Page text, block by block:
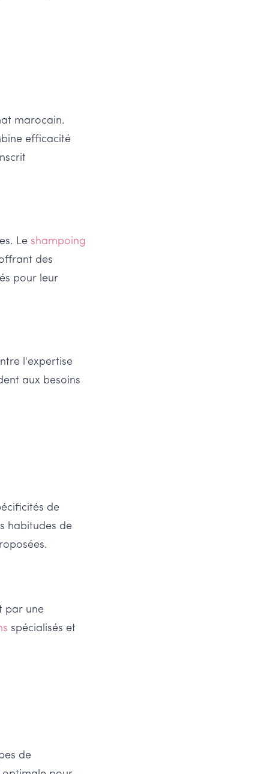
marocain.
efficacité
Le shampoing
des
pour leur
l'expertise
aux besoins
de
habitudes de
par une
spécialisés et
de